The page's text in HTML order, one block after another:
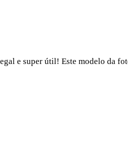
e super útil! Este modelo da